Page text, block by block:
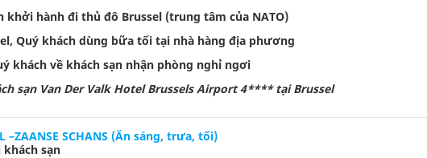
khởi hành đi thủ đô Brussel (trung tâm của NATO)
Quý khách dùng bữa tối tại nhà hàng địa phương
khách về khách sạn nhận phòng nghỉ ngơi
sạn Van Der Valk Hotel Brussels Airport 4**** tại Brussel
–ZAANSE SCHANS (Ăn sáng, trưa, tối)
khách sạn